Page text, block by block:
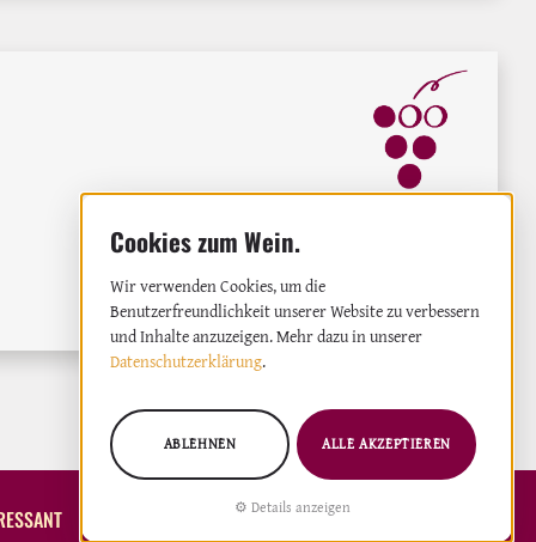
ÜBER UNS
Wir verwenden Cookies, um die
Benutzerfreundlichkeit unserer Website zu verbessern
und Inhalte anzuzeigen. Mehr dazu in unserer
Datenschutzerklärung.
Details anzeigen
ABLEHNEN ALLE AKZEPTIEREN